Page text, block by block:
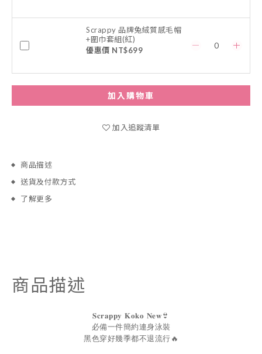
Scrappy 品牌兔絨質感毛帽
+圍巾套組(紅)
優惠價 NT$699
加入購物車
加入追蹤清單
商品描述
送貨及付款方式
了解更多
商品描述
𝐒𝐜𝐫𝐚𝐩𝐩𝐲 𝐊𝐨𝐤𝐨 𝐍𝐞𝐰 👙
必備一件簡約連身泳裝
黑色穿好幾季都不退流行🔥